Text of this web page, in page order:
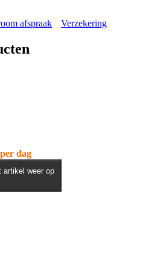
afspraak Verzekering
per dag
artikel weer op